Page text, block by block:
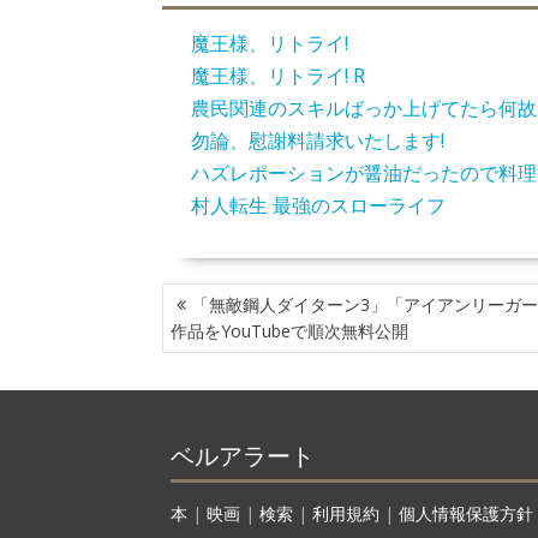
魔王様、リトライ!
魔王様、リトライ! R
農民関連のスキルばっか上げてたら何
勿論、慰謝料請求いたします!
ハズレポーションが醤油だったので料
村人転生 最強のスローライフ
投
稿
ナ
ゲ
シ
ョ
ン
「無敵鋼人ダイターン3」「アイアンリーガ
作品をYouTubeで順次無料公開
ベルアラート
本 | 映画| 検索| 利用規約 | 個人情報保護方針